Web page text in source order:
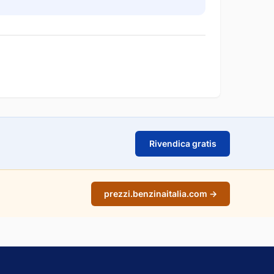
Rivendica gratis
prezzi.benzinaitalia.com →